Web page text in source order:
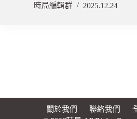
時局編輯群
2025.12.24
關於我們 聯絡我們